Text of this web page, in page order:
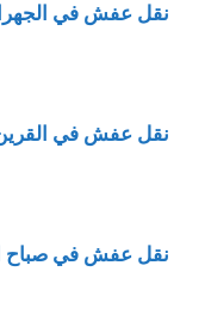
نقل عفش في
نقل عفش في
نقل عفش في صباح